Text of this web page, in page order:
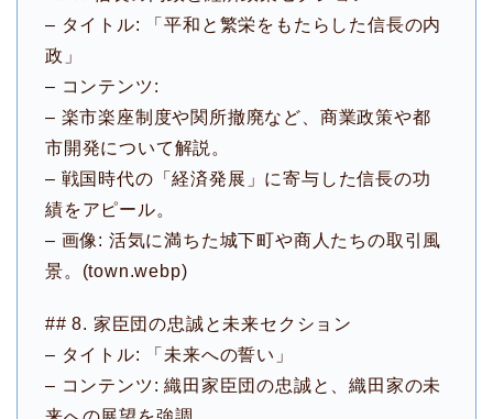
– タイトル: 「平和と繁栄をもたらした信長の内
政」
– コンテンツ:
– 楽市楽座制度や関所撤廃など、商業政策や都
市開発について解説。
– 戦国時代の「経済発展」に寄与した信長の功
績をアピール。
– 画像: 活気に満ちた城下町や商人たちの取引風
景。(town.webp)
## 8. 家臣団の忠誠と未来セクション
– タイトル: 「未来への誓い」
– コンテンツ: 織田家臣団の忠誠と、織田家の未